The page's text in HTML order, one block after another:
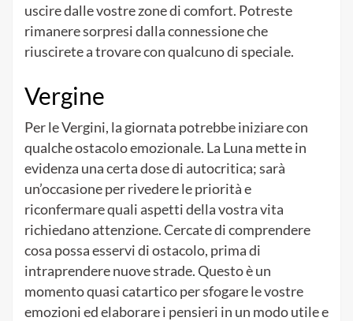
uscire dalle vostre zone di comfort. Potreste
rimanere sorpresi dalla connessione che
riuscirete a trovare con qualcuno di speciale.
Vergine
Per le Vergini, la giornata potrebbe iniziare con
qualche ostacolo emozionale. La Luna mette in
evidenza una certa dose di autocritica; sarà
un’occasione per rivedere le priorità e
riconfermare quali aspetti della vostra vita
richiedano attenzione. Cercate di comprendere
cosa possa esservi di ostacolo, prima di
intraprendere nuove strade. Questo è un
momento quasi catartico per sfogare le vostre
emozioni ed elaborare i pensieri in un modo utile e